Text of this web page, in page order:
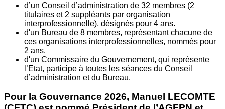
d’un Conseil d’administration de 32 membres (2
titulaires et 2 suppléants par organisation
interprofessionnelle), désignés pour 4 ans.
d'un Bureau de 8 membres, représentant chacune de
ces organisations interprofessionnelles, nommés pour
2 ans.
d'un Commissaire du Gouvernement, qui représente
l’Etat, participe à toutes les séances du Conseil
d’administration et du Bureau.
Pour la Gouvernance 2026, Manuel LECOMTE